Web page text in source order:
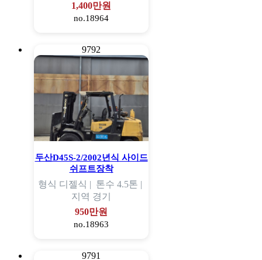
1,400만원
no.18964
9792
두산D45S-2/2002년식 사이드
쉬프트장착
형식 디젤식 | 톤수 4.5톤 |
지역 경기
950만원
no.18963
9791